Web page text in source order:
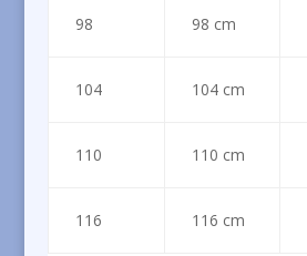
98 98 cm
104 104 cm
110 110 cm
116 116 cm